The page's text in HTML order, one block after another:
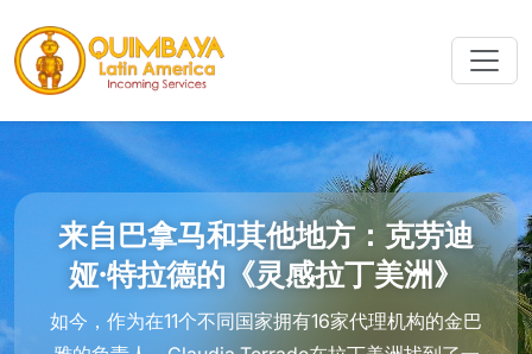
来自巴拿马和其他地方：克劳迪
娅·特拉德的《灵感拉丁美洲》
如今，作为在11个不同国家拥有16家代理机构的金巴